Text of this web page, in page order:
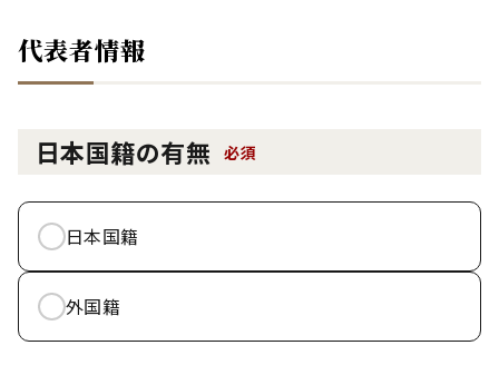
代表者情報
日本国籍の有無 必須
日本国籍
外国籍